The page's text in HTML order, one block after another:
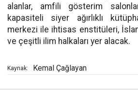
alanlar, amfili gösterim
kapasiteli siyer ağırlıklı
merkezi ile ihtisas enstitüleri,
ve çeşitli ilim halkaları yer alacak.
Kaynak: Kemal Çağlayan